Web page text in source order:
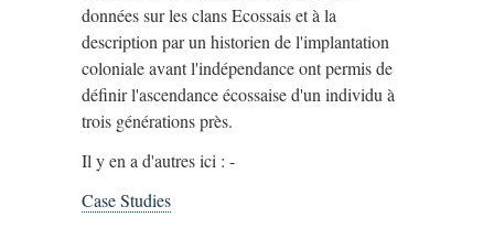
données sur les clans Ecossais et à la
description par un historien de l'implantation
coloniale avant l'indépendance ont permis de
définir l'ascendance écossaise d'un individu à
trois générations près.
Il y en a d'autres ici : -
Case Studies